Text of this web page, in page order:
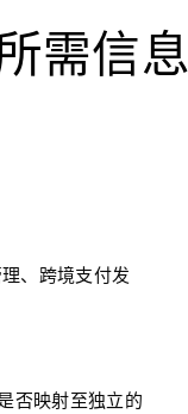
需信息
、跨境支付发
否映射至独立的